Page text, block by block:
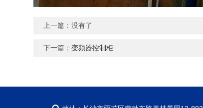
上一篇：没有了
下一篇：变频器控制柜